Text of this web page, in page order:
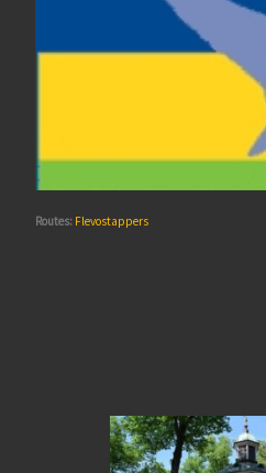
Routes: Flevostappers